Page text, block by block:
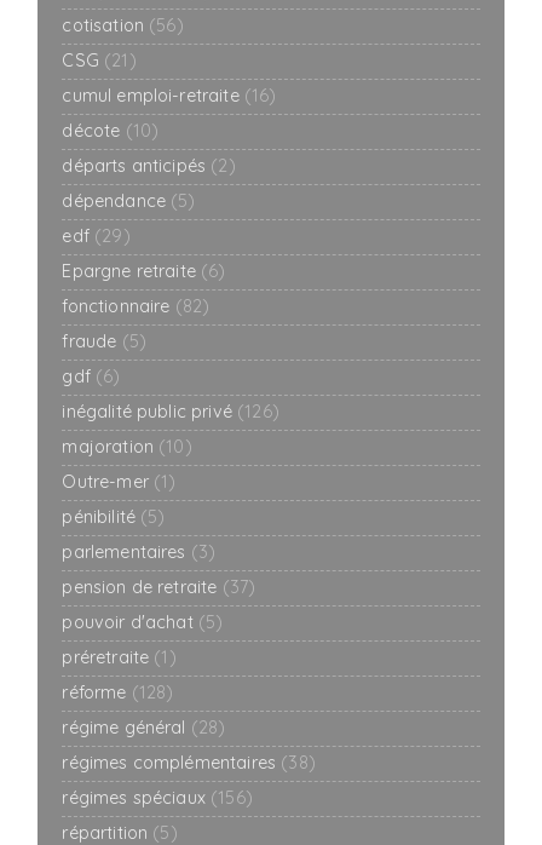
cotisation (56)
CSG (21)
cumul emploi-retraite (16)
décote (10)
départs anticipés (2)
dépendance (5)
edf (29)
Epargne retraite (6)
fonctionnaire (82)
fraude (5)
gdf (6)
inégalité public privé (126)
majoration (10)
Outre-mer (1)
pénibilité (5)
parlementaires (3)
pension de retraite (37)
pouvoir d'achat (5)
préretraite (1)
réforme (128)
régime général (28)
régimes complémentaires (38)
régimes spéciaux (156)
répartition (5)